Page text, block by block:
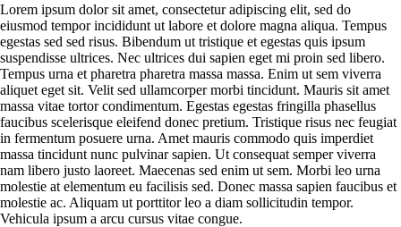
Lorem ipsum dolor sit amet, consectetur adipiscing elit, sed do
eiusmod tempor incididunt ut labore et dolore magna aliqua. Tempus
egestas sed sed risus. Bibendum ut tristique et egestas quis ipsum
suspendisse ultrices. Nec ultrices dui sapien eget mi proin sed libero.
Tempus urna et pharetra pharetra massa massa. Enim ut sem viverra
aliquet eget sit. Velit sed ullamcorper morbi tincidunt. Mauris sit amet
massa vitae tortor condimentum. Egestas egestas fringilla phasellus
faucibus scelerisque eleifend donec pretium. Tristique risus nec feugiat
in fermentum posuere urna. Amet mauris commodo quis imperdiet
massa tincidunt nunc pulvinar sapien. Ut consequat semper viverra
nam libero justo laoreet. Maecenas sed enim ut sem. Morbi leo urna
molestie at elementum eu facilisis sed. Donec massa sapien faucibus et
molestie ac. Aliquam ut porttitor leo a diam sollicitudin tempor.
Vehicula ipsum a arcu cursus vitae congue.